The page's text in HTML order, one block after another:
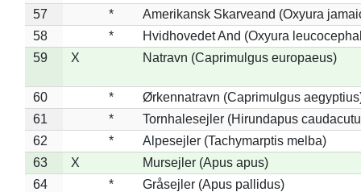
57
*
Amerikansk Skarveand (Oxyura
58
*
Hvidhovedet And (Oxyura
59
X Natravn (Caprimulgus europaeus)
60 *
Ørkennatravn (Caprimulgus
61
*
Tornhalesejler (Hirundapus
62
*
Alpesejler (Tachymarptis melba)
63
X
Mursejler (Apus apus)
64
*
Gråsejler (Apus pallidus)